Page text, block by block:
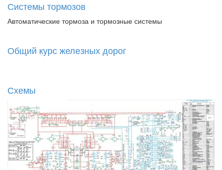
Системы тормозов
Автоматические тормоза и тормозные системы
Общий курс железных дорог
Схемы